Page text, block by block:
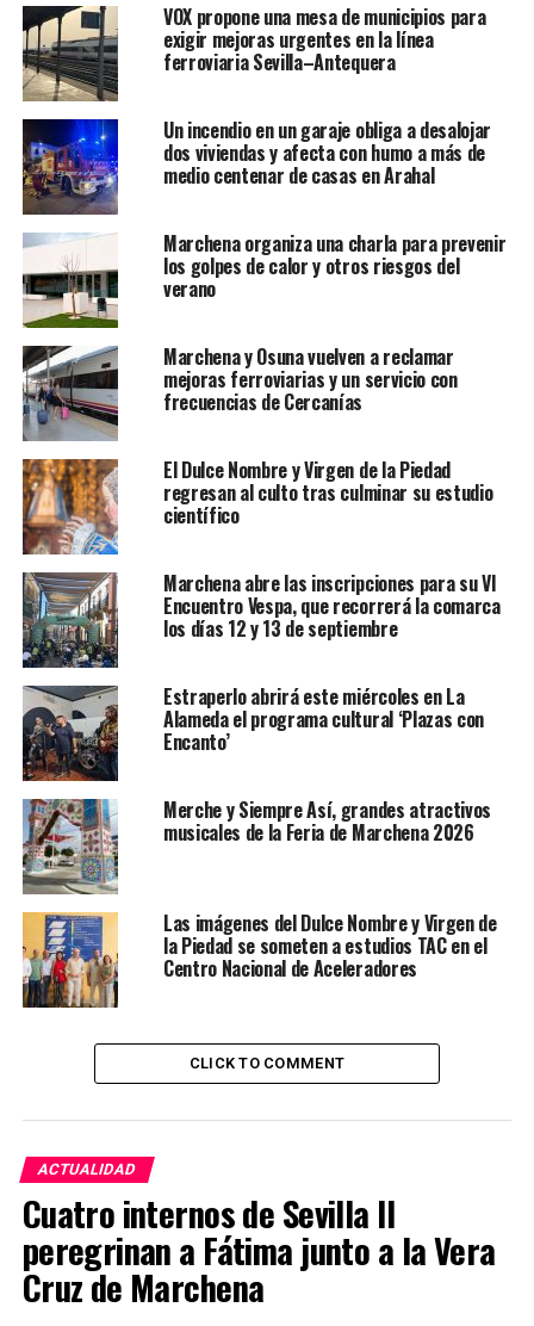
VOX propone una mesa de municipios para
exigir mejoras urgentes en la línea
ferroviaria Sevilla–Antequera
Un incendio en un garaje obliga a desalojar
dos viviendas y afecta con humo a más de
medio centenar de casas en Arahal
Marchena organiza una charla para prevenir
los golpes de calor y otros riesgos del
verano
Marchena y Osuna vuelven a reclamar
mejoras ferroviarias y un servicio con
frecuencias de Cercanías
El Dulce Nombre y Virgen de la Piedad
regresan al culto tras culminar su estudio
científico
Marchena abre las inscripciones para su VI
Encuentro Vespa, que recorrerá la comarca
los días 12 y 13 de septiembre
Estraperlo abrirá este miércoles en La
Alameda el programa cultural ‘Plazas con
Encanto’
Merche y Siempre Así, grandes atractivos
musicales de la Feria de Marchena 2026
Las imágenes del Dulce Nombre y Virgen de
la Piedad se someten a estudios TAC en el
Centro Nacional de Aceleradores
CLICK TO COMMENT
ACTUALIDAD
Cuatro internos de Sevilla II
peregrinan a Fátima junto a la Vera
Cruz de Marchena